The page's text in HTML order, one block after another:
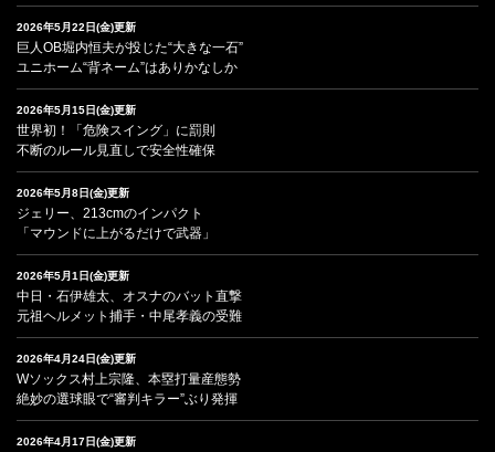
2026年5月22日(金)更新
巨人OB堀内恒夫が投じた“大きな一石”
ユニホーム“背ネーム”はありかなしか
2026年5月15日(金)更新
世界初！「危険スイング」に罰則
不断のルール見直しで安全性確保
2026年5月8日(金)更新
ジェリー、213cmのインパクト
「マウンドに上がるだけで武器」
2026年5月1日(金)更新
中日・石伊雄太、オスナのバット直撃
元祖ヘルメット捕手・中尾孝義の受難
2026年4月24日(金)更新
Wソックス村上宗隆、本塁打量産態勢
絶妙の選球眼で“審判キラー”ぶり発揮
2026年4月17日(金)更新